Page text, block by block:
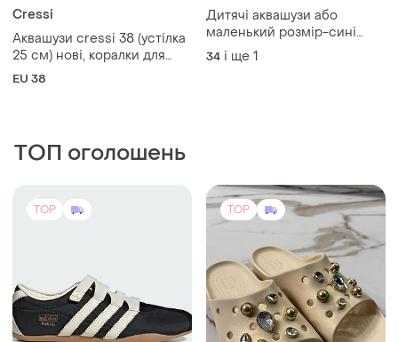
Cressi
Аквашузи cressi 38 (устілка
25 см) нові, коралки для
моря
EU 38
Дитячі аквашузи або
маленький розмір-сині
босоніжки аквашузи
34 і ще 1
ТОП оголошень
TOP TOP